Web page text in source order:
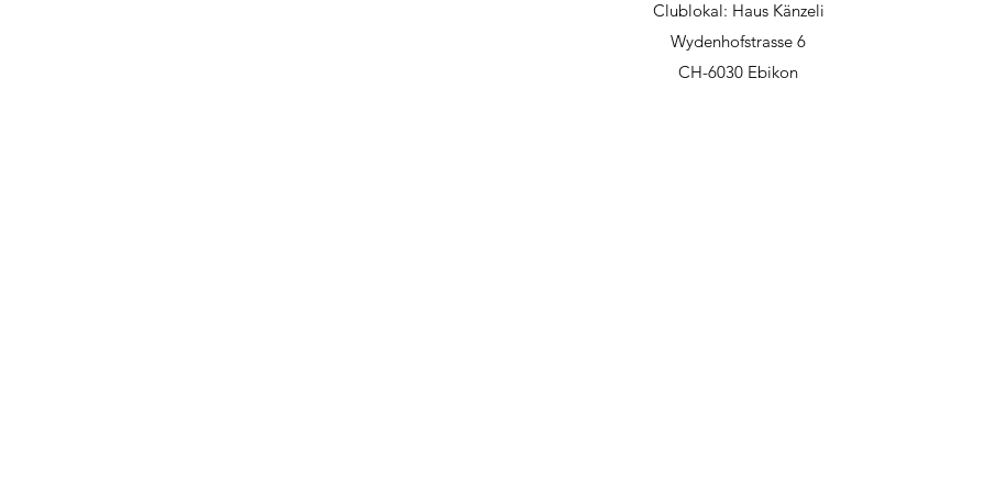
Clublokal: Haus Känzeli
Wydenhofstrasse 6
CH-6030 Ebikon